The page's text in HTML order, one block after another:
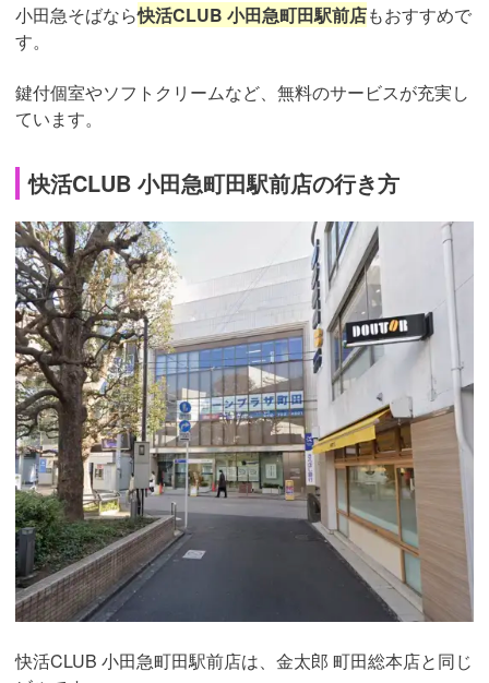
小田急そばなら快活CLUB 小田急町田駅前店もおすすめで
す。
鍵付個室やソフトクリームなど、無料のサービスが充実し
ています。
快活CLUB 小田急町田駅前店の行き方
快活CLUB 小田急町田駅前店は、金太郎 町田総本店と同じ